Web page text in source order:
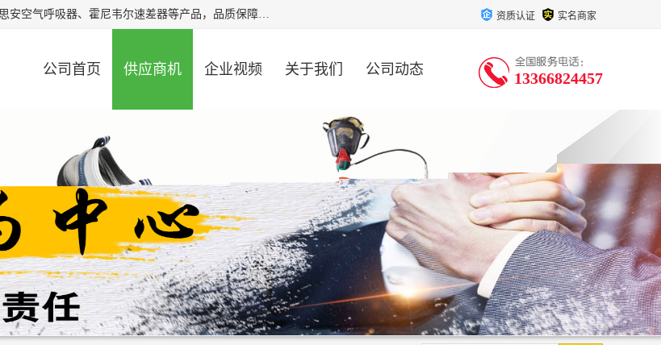
北京中创汇安科贸有限公司专业生产救援三脚架、天鹰4X气体检测仪、梅思安空气呼吸器、霍尼韦尔速差器等产品，品质保障，价格合理，欢迎在线致电咨询。 资质认证 实名商家
公司首页 供应商机 企业视频 关于我们 公司动态 13366824457